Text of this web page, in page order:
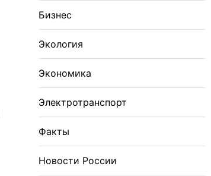
Бизнес
Экология
Экономика
Электротранспорт
Факты
Новости России